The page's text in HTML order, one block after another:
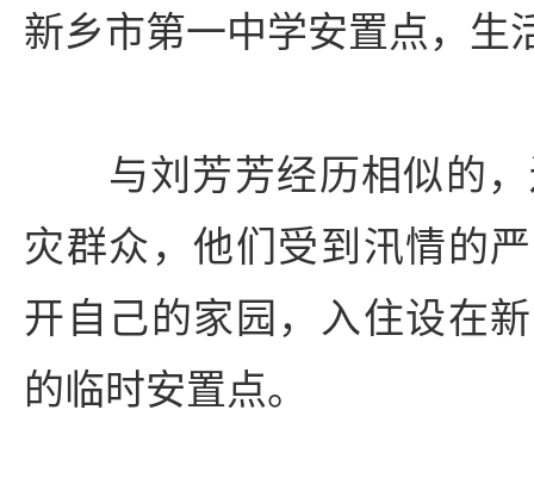
新乡市第一中学安置点，生
与刘芳芳经历相似的，
灾群众，他们受到汛情的
开自己的家园，入住设在
的临时安置点。